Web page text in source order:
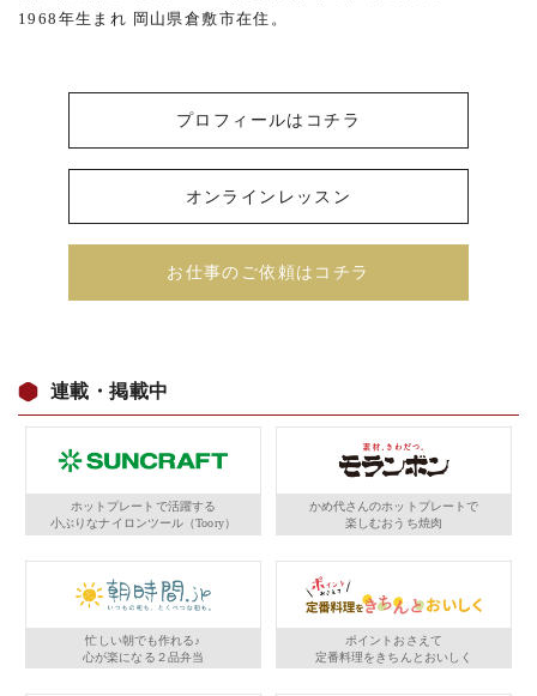
1968年生まれ 岡山県倉敷市在住。
プロフィールはコチラ
オンラインレッスン
お仕事のご依頼はコチラ
連載・掲載中
ホットプレートで活躍する
小ぶりなナイロンツール（Toory）
かめ代さんのホットプレートで
楽しむおうち焼肉
忙しい朝でも作れる♪
心が楽になる２品弁当
ポイントおさえて
定番料理をきちんとおいしく